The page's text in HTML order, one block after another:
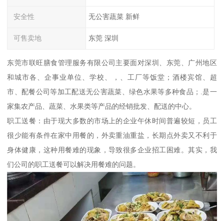
安全性 无公害蔬菜 新鲜
可售卖地 东莞 深圳
东莞市联旺膳食管理服务有限公司主要面对深圳、东莞、广州地区
和城市各、企事业单位、学校、，、工厂等饭堂；酒楼宾馆、超
市、配餐公司等加工配送无公害蔬菜、绿色水果等多种食品；.是一
家集农产品、蔬菜、水果类等产品的经销批发、配送的中心。
职工送餐：由于现大多数的市场上的企业午休时间普遍较短，员工
很少能有条件在家中用餐的，外卖重油重盐，长期点外卖又不利于
身体健康，这种用餐难的现象，导致很多企业招工困难。其实，我
们公司的职工送餐可以解决用餐难的问题。